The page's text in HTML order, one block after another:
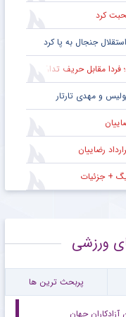
کرد
جنجال به پا کرد
مقابل حریف تدارکاتی
و مهدی تارتار
رضاییان
+ جزئیات
ورزشی
پربحث ترین ها
جهان